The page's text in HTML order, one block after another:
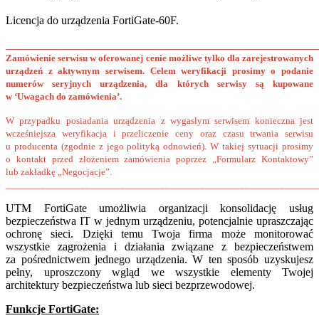
Licencja do urządzenia FortiGate-60F.
Zamówienie serwisu w oferowanej cenie możliwe tylko dla zarejestrowanych
urządzeń z aktywnym serwisem. Celem weryfikacji prosimy o podanie
numerów seryjnych urządzenia, dla których serwisy są kupowane
w ‘Uwagach do zamówienia’.
W przypadku posiadania urządzenia z wygasłym serwisem konieczna jest
wcześniejsza weryfikacja i przeliczenie ceny oraz czasu trwania serwisu
u producenta (zgodnie z jego polityką odnowień). W takiej sytuacji prosimy
o kontakt przed złożeniem zamówienia poprzez „Formularz Kontaktowy”
lub zakładkę „Negocjacje”.
UTM FortiGate umożliwia organizacji konsolidację usług
bezpieczeństwa IT w jednym urządzeniu, potencjalnie upraszczając
ochronę sieci. Dzięki temu Twoja firma może monitorować
wszystkie zagrożenia i działania związane z bezpieczeństwem
za pośrednictwem jednego urządzenia. W ten sposób uzyskujesz
pełny, uproszczony wgląd we wszystkie elementy Twojej
architektury bezpieczeństwa lub sieci bezprzewodowej.
Funkcje FortiGate: